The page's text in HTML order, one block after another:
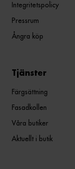
Integritetspolicy
Pressrum
Ångra köp
Tjänster
Färgsättning
Fasadkollen
Våra butiker
Aktuellt i butik